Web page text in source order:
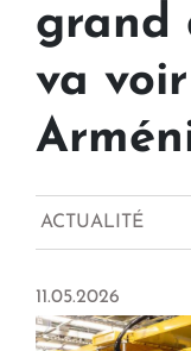
grand
va
ACTUALITÉ
11.05.2026